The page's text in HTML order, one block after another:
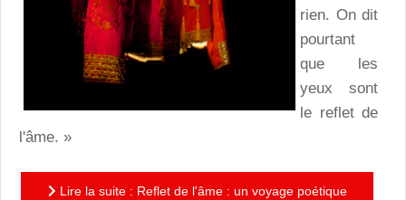
rien. On dit
pourtant
que les
yeux sont
le reflet de
l'âme. »
Lire la suite : Reflet de l'âme : un voyage poétique